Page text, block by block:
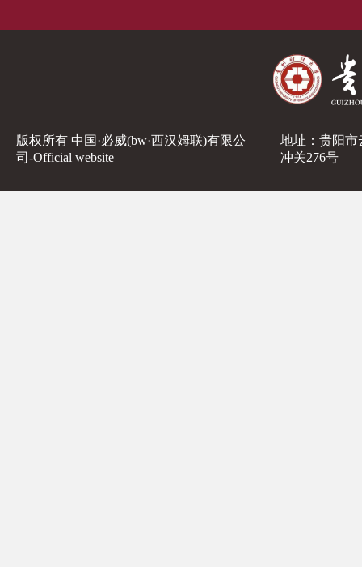
版权所有 中国·必威(bw·西汉姆联)有限公
司-Official website
地址：贵阳市
冲关276号